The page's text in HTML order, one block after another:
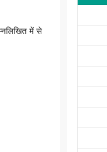
में से